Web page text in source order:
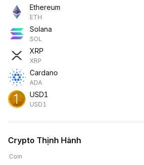
Ethereum
ETH
Solana
SOL
XRP
XRP
Cardano
ADA
USD1
USD1
Crypto Thịnh Hành
Coin